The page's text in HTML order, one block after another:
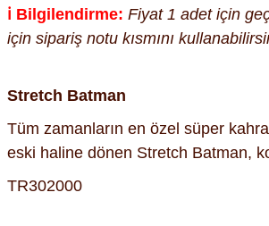
ℹ️ Bilgilendirme: Fiyat 1 adet için
için sipariş notu kısmını
Stretch Batman
Tüm zamanların en özel süper
eski haline dönen Stretch Batman,
TR302000